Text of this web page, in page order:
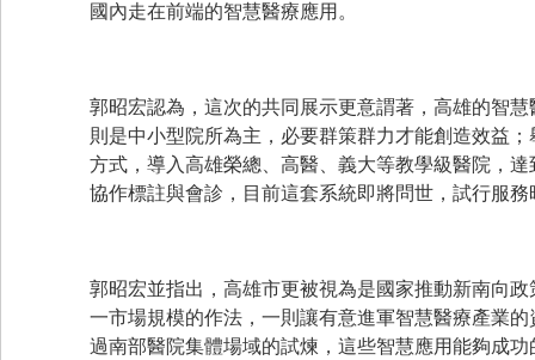
國內走在前端的智慧醫療應用。
郭昭宏認為，這次的共同展示更意謂著，高雄的智
則是中小型院所為主，必要群策群力才能創造效益
方式，導入高雄榮總、高醫、義大等教學級醫院，
協作標註與會診，目前這套系統即將問世，試行服
郭昭宏並指出，高雄市更被視為是國家推動新南向
一市場規模的作法，一則讓有意進軍智慧醫療產業
過南部醫院集體場域的試煉，這些智慧應用能夠成